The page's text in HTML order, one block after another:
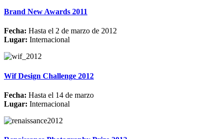
Brand New Awards 2011
Fecha: Hasta el 2 de marzo de 2012
Lugar: Internacional
Wif Design Challenge 2012
Fecha: Hasta el 14 de marzo
Lugar: Internacional